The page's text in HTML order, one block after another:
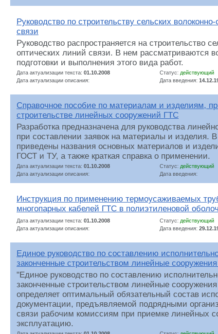
Руководство по строительству сельских
связи
Руководство распространяется на строительство
оптических линий связи. В нем рассматриваются
подготовки и выполнения этого вида работ.
Дата актуализации текста: 01.10.2008 Статус: действующий
Дата актуализации описания:
Дата введения:
Справочное пособие по материалам и изделиям,
строительстве линейных сооружений ГТС
Разработка предназначена для руководства
при составлении заявок на материалы и изделия.
приведены названия основных материалов и
ГОСТ и ТУ, а также краткая справка о применении.
Дата актуализации текста: 01.10.2008 Статус: действующий
Дата актуализации описания:
Дата введения:
Инструкция по применению термоусаживаемых
многопарных кабелей ГТС в полиэтиленовой
Дата актуализации текста: 01.10.2008 Статус: действующий
Дата актуализации описания:
Дата введения:
Единое руководство по составлению
законченные строительством линейные
"Единое руководство по составлению
законченные строительством линейные
определяет оптимальный обязательный состав
документации, предъявляемой подрядными
связи рабочим комиссиям при приемке линейных
эксплуатацию.